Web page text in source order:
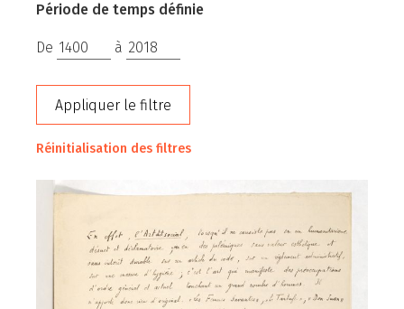
Période de temps définie
De à
Appliquer le filtre
Réinitialisation des filtres